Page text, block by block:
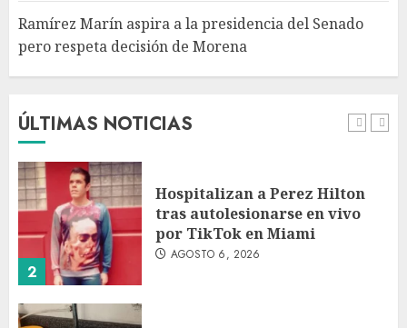
Ramírez Marín aspira a la presidencia del Senado
pero respeta decisión de Morena
ÚLTIMAS NOTICIAS
1
Detienen a persona por
intentar cobrar cheque falso
AGOSTO 6, 2026
2
Hospitalizan a Perez Hilton
tras autolesionarse en vivo
por TikTok en Miami
AGOSTO 6, 2026